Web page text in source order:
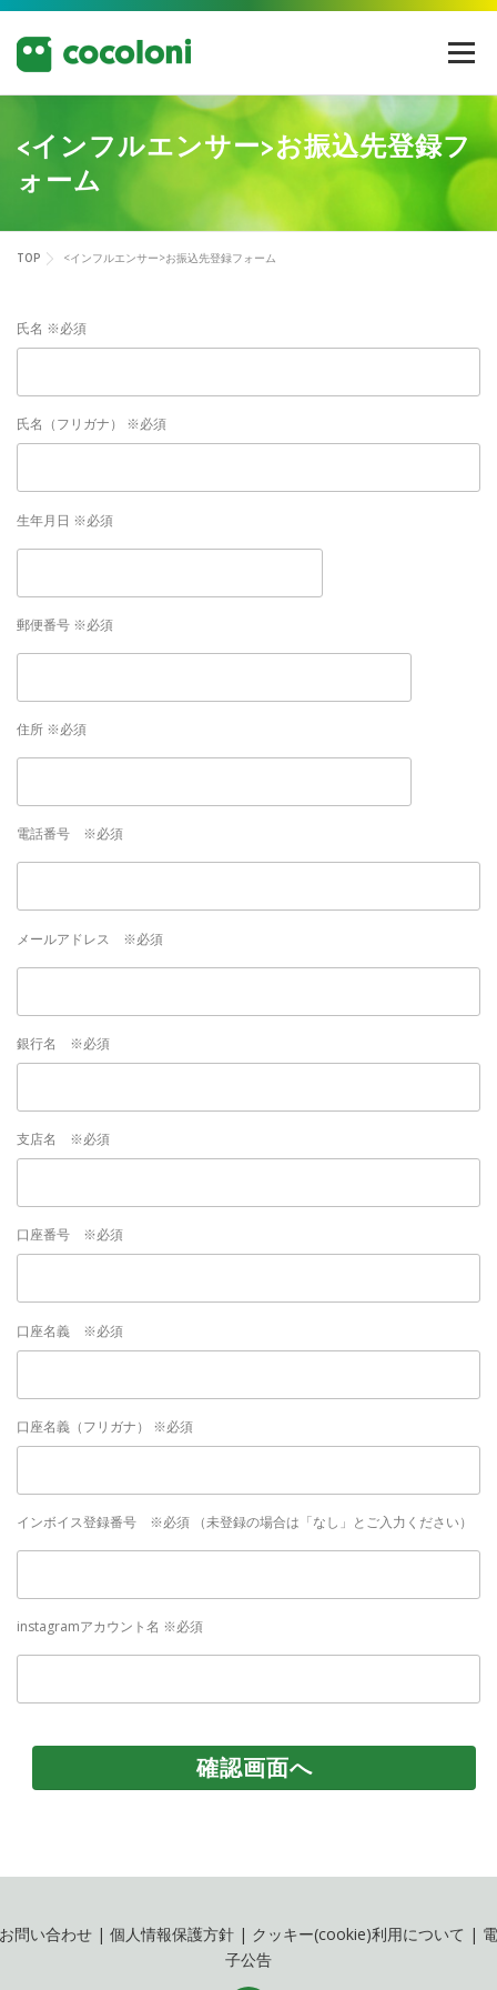
メニュー
<インフルエンサー>お振込先登録フ
ォーム
TOP <インフルエンサー>お振込先登録フォーム
氏名 ※必須
氏名（フリガナ） ※必須
生年月日 ※必須
郵便番号 ※必須
住所 ※必須
電話番号 ※必須
メールアドレス ※必須
銀行名 ※必須
支店名 ※必須
口座番号 ※必須
口座名義 ※必須
口座名義（フリガナ） ※必須
インボイス登録番号 ※必須 （未登録の場合は「なし」とご入力ください）
instagramアカウント名 ※必須
お問い合わせ | 個人情報保護方針 | クッキー(cookie)利用について | 電
子公告